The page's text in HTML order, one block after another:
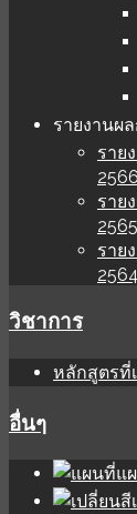
รายงานผ
ราย
2566
ราย
2565
ราย
2564
วิชาการ
หลักสูตรที่
อื่นๆ
แ